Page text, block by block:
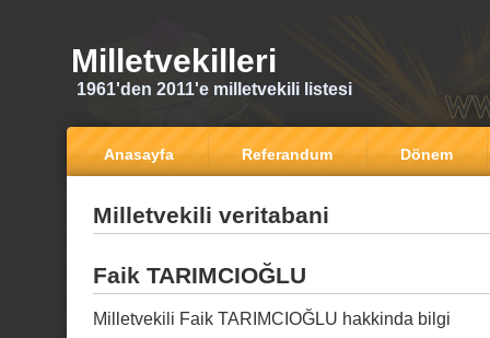
Milletvekilleri
1961'den 2011'e milletvekili listesi
Anasayfa Referandum Dönem
Milletvekili veritabani
Faik TARIMCIOĞLU
Milletvekili Faik TARIMCIOĞLU hakkinda bilgi